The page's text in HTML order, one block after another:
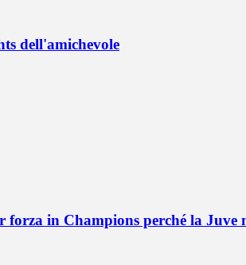
dell'amichevole
in Champions perché la Juve